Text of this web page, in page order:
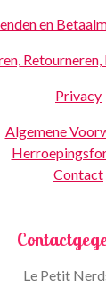
en
Retourneren,
Privacy
Algemene
Contact
Le Petit